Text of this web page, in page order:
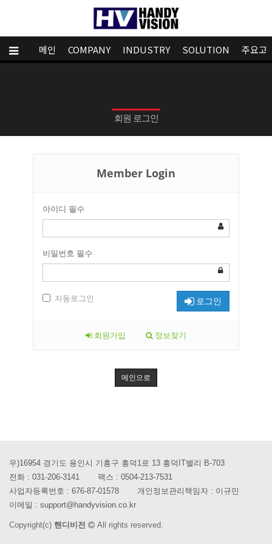
메인 COMPANY INDUSTRY SOLUTION 주요고
회원 로그인
Member Login
아이디 필수
비밀번호 필수
자동로그인 로그인
회원가입 정보찾기
메인으로
우)16954 경기도 용인시 기흥구 흥덕1로 13 흥덕IT밸리 B-703
전화 : 031-206-3141 팩스 : 0504-213-7531
사업자등록번호 : 676-87-01578
개인정보관리책임자 : 이규민
이메일 : support@handyvision.co.kr
Copyright(c) 핸디비전 All rights reserved.